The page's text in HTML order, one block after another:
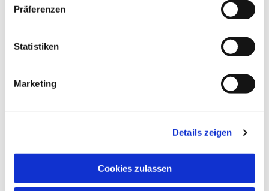
Präferenzen
Statistiken
Marketing
Details zeigen
Cookies zulassen